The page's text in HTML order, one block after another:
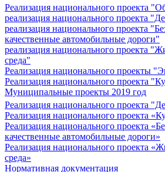
Реализация национального проекта
реализация национального проекта
реализация национального проекта
качественные автомобильные дороги"
реализация национального проекта
среда"
Реализация национального проекты
Реализация национального проекта
Муниципальные проекты 2019 год
Реализация национального проекта
Реализация национального проекта
Реализация национального проекта
качественные автомобильные дороги»
Реализация национального проекта
среда»
Нормативная документация